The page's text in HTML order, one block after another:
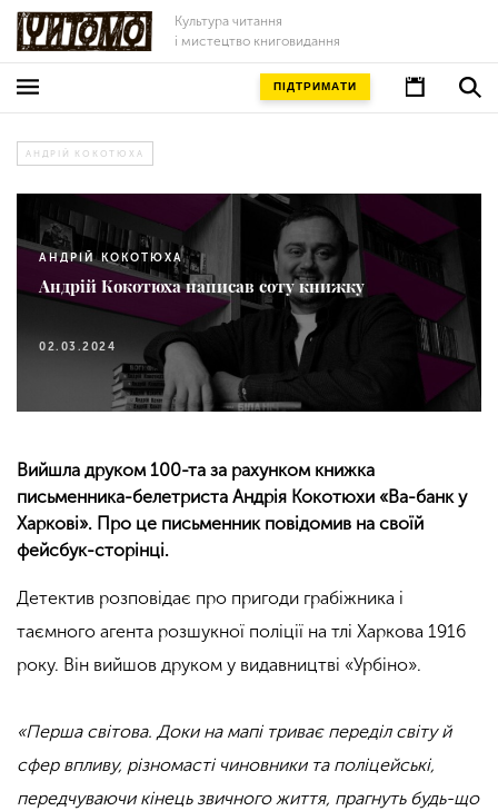
Культура читання
і мистецтво книговидання
ПІДТРИМАТИ
АНДРІЙ КОКОТЮХА
АНДРІЙ КОКОТЮХА
Андрій Кокотюха написав соту книжку
02.03.2024
Вийшла друком 100-та за рахунком книжка
письменника-белетриста Андрія Кокотюхи «Ва-банк у
Харкові». Про це письменник повідомив на своїй
фейсбук-сторінці.
Детектив розповідає про пригоди грабіжника і
таємного агента розшукної поліції на тлі Харкова 1916
року. Він вийшов друком у видавництві «Урбіно».
«Перша світова. Доки на мапі триває переділ світу й
сфер впливу, різномасті чиновники та поліцейські,
передчуваючи кінець звичного життя, прагнуть будь-що